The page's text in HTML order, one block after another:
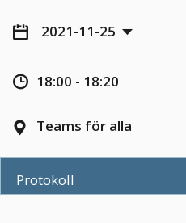
2021-11-25
18:00 - 18:20
Teams för alla
Protokoll